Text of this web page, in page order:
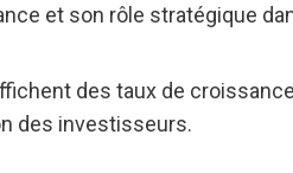
et son rôle stratégique
des taux de croissance
des investisseurs.